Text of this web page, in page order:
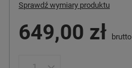
Sprawdź wymiary produktu
649,00 zł brutto